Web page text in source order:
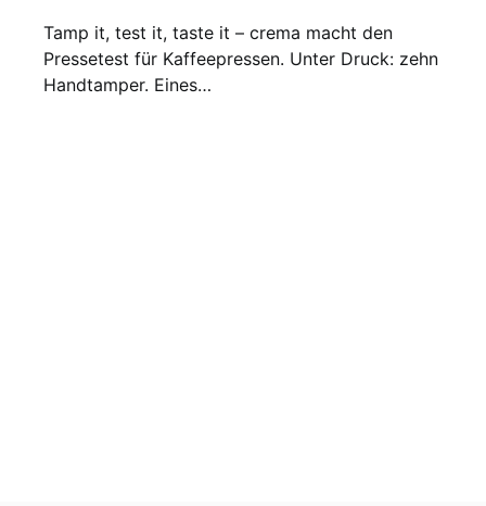
Tamp it, test it, taste it – crema macht den
Pressetest für Kaffeepressen. Unter Druck: zehn
Handtamper. Eines…